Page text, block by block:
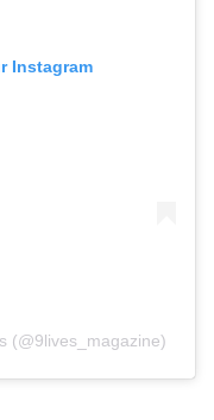
Instagram
(@9lives_magazine)